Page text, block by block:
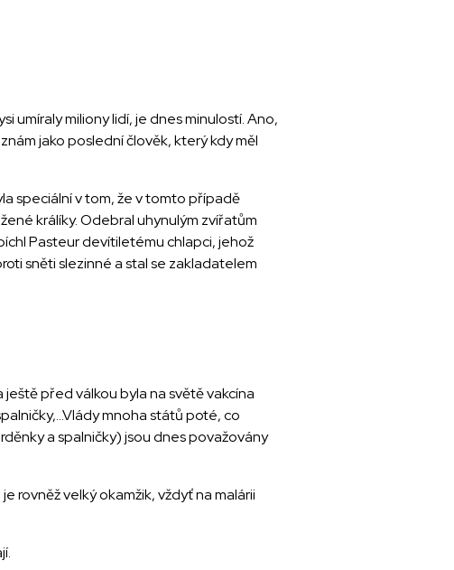
umíraly miliony lidí, je dnes minulostí. Ano,
jako poslední člověk, který kdy měl
speciální v tom, že v tomto případě
králíky. Odebral uhynulým zvířatům
Pasteur devítiletému chlapci, jehož
sněti slezinné a stal se zakladatelem
ještě před válkou byla na světě vakcína
mnoha států poté, co
a spalničky) jsou dnes považovány
rovněž velký okamžik, vždyť na malárii